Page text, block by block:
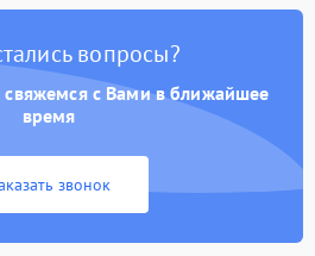
вопросы?
свяжемся с Вами в ближайшее
время
звонок